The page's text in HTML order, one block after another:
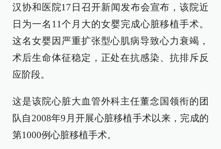
汉协和医院17日召开新闻发布会宣布，该院近
日为一名11个月大的女婴完成心脏移植手术。
这名女婴因严重扩张型心肌病导致心力衰竭，
术后生命体征稳定，正处在抗感染、抗排斥反
应阶段。
这是该院心脏大血管外科主任董念国领衔的团
队自2008年9月开展心脏移植手术以来，完成的
第1000例心脏移植手术。